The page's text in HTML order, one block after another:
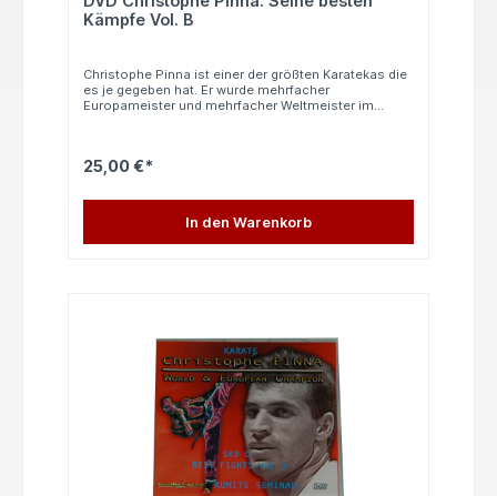
Kämpfe Vol. B
Christophe Pinna ist einer der größten Karatekas die
es je gegeben hat. Er wurde mehrfacher
Europameister und mehrfacher Weltmeister im
Weltmeisterschaft 1998 in Rio de Janeiro In
Französich- und Englischkenntnisse leicht
25,00 €*
In den Warenkorb